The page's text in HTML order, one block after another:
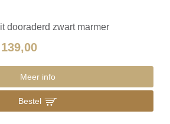
dooraderd zwart marmer
Meer info
Bestel